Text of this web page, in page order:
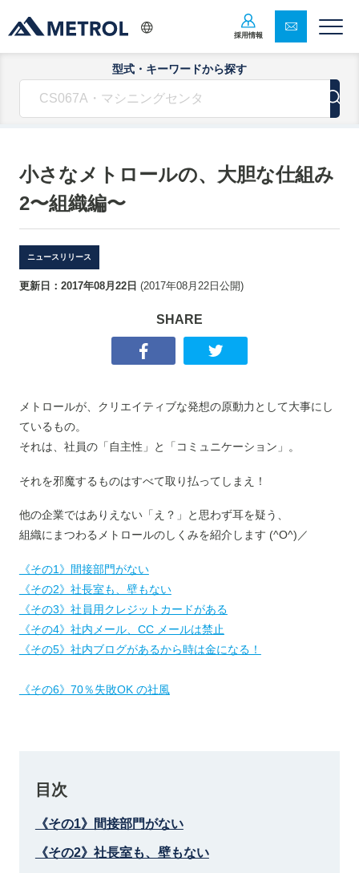
採用情報
型式・キーワードから探す
小さなメトロールの、大胆な仕組み
2〜組織編〜
ニュースリリース
更新日： 2017年08月22日 (2017年08月22日 公開)
SHARE
メトロールが、クリエイティブな発想の原動力として大事にし
ているもの。
それは、社員の「自主性」と「コミュニケーション」。
それを邪魔するものはすべて取り払ってしまえ！
他の企業ではありえない「え？」と思わず耳を疑う、
組織にまつわるメトロールのしくみを紹介します (^O^)／
《その1》間接部門がない
《その2》社長室も、壁もない
《その3》社員用クレジットカードがある
《その4》社内メール、CC メールは禁止
《その5》社内ブログがあるから時は金になる！
《その6》70％失敗OK の社風
目次
《その1》間接部門がない
《その2》社長室も、壁もない